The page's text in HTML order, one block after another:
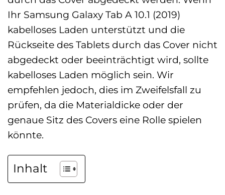
Ihr Samsung Galaxy Tab A 10.1 (2019)
kabelloses Laden unterstützt und die
Rückseite des Tablets durch das Cover nicht
abgedeckt oder beeinträchtigt wird, sollte
kabelloses Laden möglich sein. Wir
empfehlen jedoch, dies im Zweifelsfall zu
prüfen, da die Materialdicke oder der
genaue Sitz des Covers eine Rolle spielen
könnte.
Inhalt